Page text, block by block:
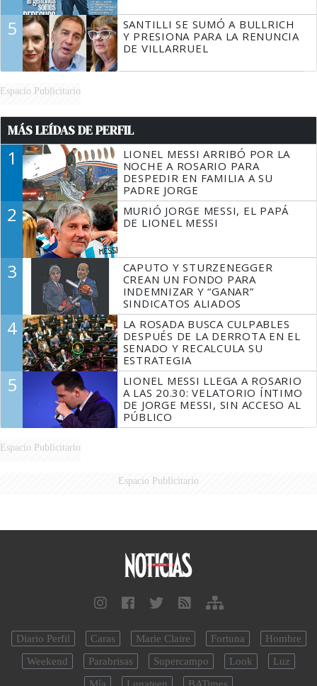
5
SANTILLI SE SUMÓ A BULLRICH
Y PRESIONA PARA LA RENUNCIA
DE VILLARRUEL
Espacio Publicitario
MÁS LEÍDAS DE PERFIL
1
LIONEL MESSI ARRIBÓ POR LA
NOCHE A ROSARIO PARA
DESPEDIR EN FAMILIA A SU
PADRE JORGE
2
MURIÓ JORGE MESSI, EL PAPÁ
DE LIONEL MESSI
3
CAPUTO Y STURZENEGGER
CREAN UN FONDO PARA
INDEMNIZAR Y “GANAR”
SINDICATOS ALIADOS
4
LA ROSADA BUSCA CULPABLES
DESPUÉS DE LA DERROTA EN EL
SENADO Y RECALCULA SU
ESTRATEGIA
5
LIONEL MESSI LLEGA A ROSARIO
A LAS 20.30: VELATORIO ÍNTIMO
DE JORGE MESSI, SIN ACCESO AL
PÚBLICO
Espacio Publicitario
Espacio Publicitario
Diario Perfil Caras Marie Claire Fortuna
Hombre
Weekend
Parabrisas Supercampo Look
Luz